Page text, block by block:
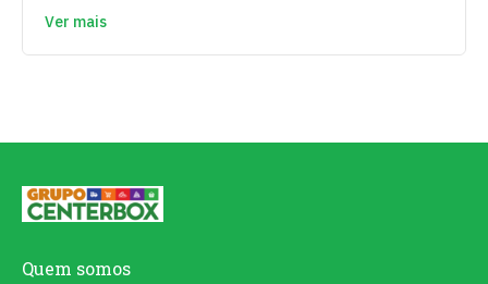
Ver mais
Quem somos